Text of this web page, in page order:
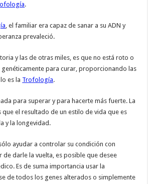
.
, el familiar era capaz de sanar a su ADN y
prevaleció.
y las de otras miles, es que no está roto o
genéticamente para curar, proporcionando las
es la Trofología.
para superar y para hacerte más fuerte. La
el resultado de un estilo de vida que es
y la longevidad.
ayudar a controlar su condición con
de darle la vuelta, es posible que desee
Es de suma importancia usar la
de todos los genes alterados o simplemente